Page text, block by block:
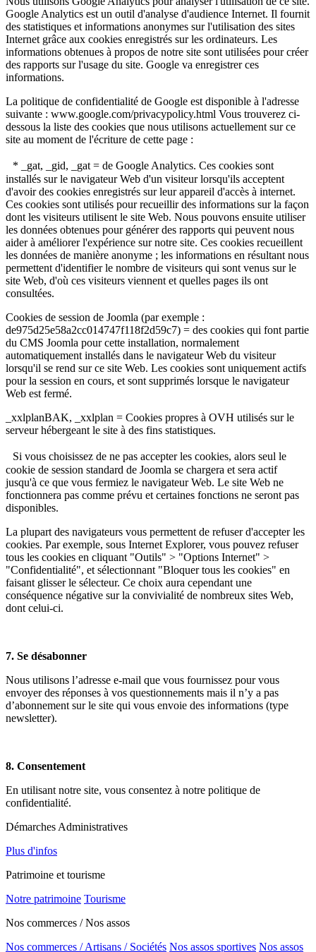
Google Analytics est un outil d'analyse d'audience Internet. Il fournit
des statistiques et informations anonymes sur l'utilisation des sites
Internet grâce aux cookies enregistrés sur les ordinateurs. Les
informations obtenues à propos de notre site sont utilisées pour créer
des rapports sur l'usage du site. Google va enregistrer ces
informations.
La politique de confidentialité de Google est disponible à l'adresse
suivante : www.google.com/privacypolicy.html Vous trouverez ci-
dessous la liste des cookies que nous utilisons actuellement sur ce
site au moment de l'écriture de cette page :
* _gat, _gid, _gat = de Google Analytics. Ces cookies sont
installés sur le navigateur Web d'un visiteur lorsqu'ils acceptent
d'avoir des cookies enregistrés sur leur appareil d'accès à internet.
Ces cookies sont utilisés pour recueillir des informations sur la façon
dont les visiteurs utilisent le site Web. Nous pouvons ensuite utiliser
les données obtenues pour générer des rapports qui peuvent nous
aider à améliorer l'expérience sur notre site. Ces cookies recueillent
les données de manière anonyme ; les informations en résultant nous
permettent d'identifier le nombre de visiteurs qui sont venus sur le
site Web, d'où ces visiteurs viennent et quelles pages ils ont
consultées.
Cookies de session de Joomla (par exemple :
de975d25e58a2cc014747f118f2d59c7) = des cookies qui font partie
du CMS Joomla pour cette installation, normalement
automatiquement installés dans le navigateur Web du visiteur
lorsqu'il se rend sur ce site Web. Les cookies sont uniquement actifs
pour la session en cours, et sont supprimés lorsque le navigateur
Web est fermé.
_xxlplanBAK, _xxlplan = Cookies propres à OVH utilisés sur le
serveur hébergeant le site à des fins statistiques.
Si vous choisissez de ne pas accepter les cookies, alors seul le
cookie de session standard de Joomla se chargera et sera actif
jusqu'à ce que vous fermiez le navigateur Web. Le site Web ne
fonctionnera pas comme prévu et certaines fonctions ne seront pas
disponibles.
La plupart des navigateurs vous permettent de refuser d'accepter les
cookies. Par exemple, sous Internet Explorer, vous pouvez refuser
tous les cookies en cliquant "Outils" > "Options Internet" >
"Confidentialité", et sélectionnant "Bloquer tous les cookies" en
faisant glisser le sélecteur. Ce choix aura cependant une
conséquence négative sur la convivialité de nombreux sites Web,
dont celui-ci.
7. Se désabonner
Nous utilisons l’adresse e-mail que vous fournissez pour vous
envoyer des réponses à vos questionnements mais il n’y a pas
d’abonnement sur le site qui vous envoie des informations (type
newsletter).
8. Consentement
En utilisant notre site, vous consentez à notre politique de
confidentialité.
Démarches Administratives
Plus d'infos
Patrimoine et tourisme
Notre patrimoine Tourisme
Nos commerces / Nos assos
Nos commerces / Artisans / Sociétés Nos assos sportives Nos assos